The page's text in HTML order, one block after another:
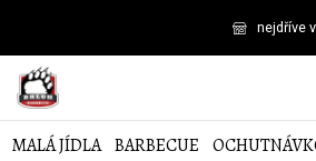
nejdříve
MALÁ JÍDLA BARBECUE